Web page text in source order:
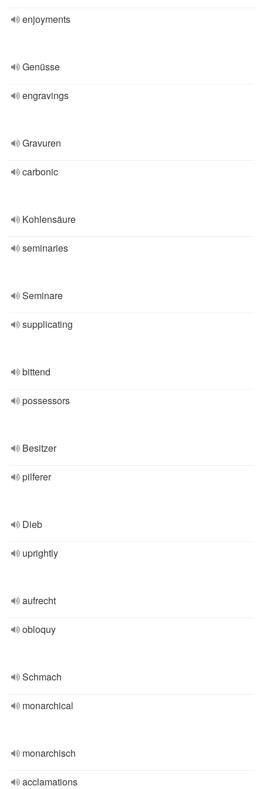
enjoyments
Genüsse
engravings
Gravuren
carbonic
Kohlensäure
seminaries
Seminare
supplicating
bittend
possessors
Besitzer
pilferer
Dieb
uprightly
aufrecht
obloquy
Schmach
monarchical
monarchisch
acclamations